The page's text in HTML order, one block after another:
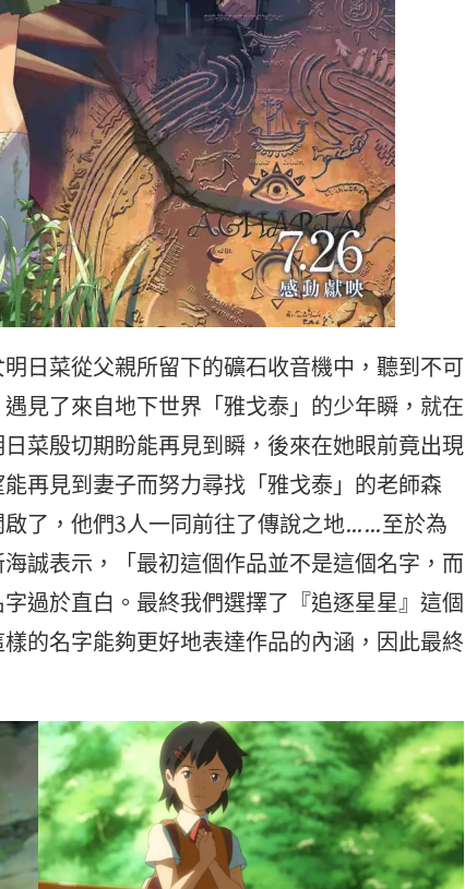
日菜從父親所留下的礦石收音機中，聽到不可
見了來自地下世界「雅戈泰」的少年瞬，就在
菜殷切期盼能再見到瞬，後來在她眼前竟出現
再見到妻子而努力尋找「雅戈泰」的老師森
了，他們3人一同前往了傳說之地……至於為
誠表示，「最初這個作品並不是這個名字，而
過於直白。最終我們選擇了『追逐星星』這個
的名字能夠更好地表達作品的內涵，因此最終